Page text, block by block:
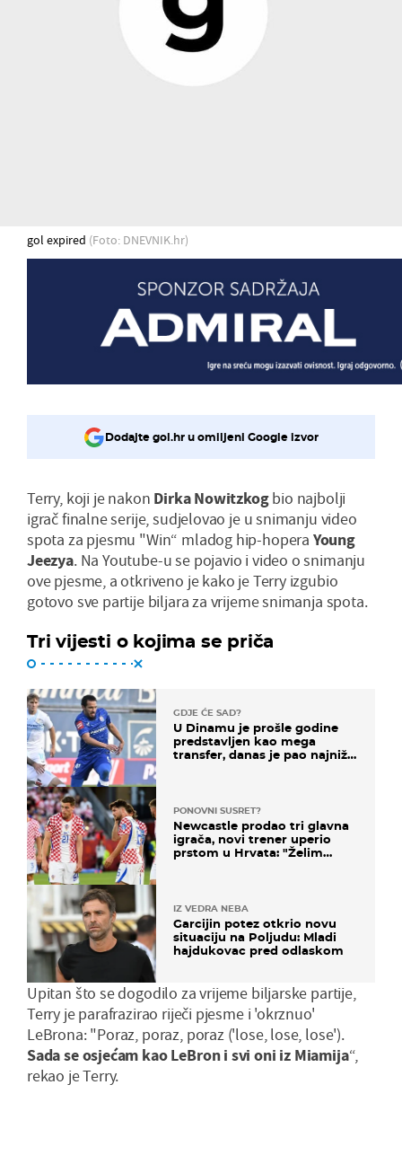
gol expired (Foto: DNEVNIK.hr)
Dodajte gol.hr u omiljeni Google izvor
Terry, koji je nakon Dirka Nowitzkogbio najbolji
igrač finalne serije, sudjelovao je u snimanju video
spota za pjesmu "Win“ mladog hip-hopera Young
Jeezya. Na Youtube-u se pojavio i video o snimanju
ove pjesme, a otkriveno je kako je Terry izgubio
gotovo sve partije biljara za vrijeme snimanja spota.
Tri vijesti o kojima se priča
GDJE ĆE SAD?
U Dinamu je prošle godine
predstavljen kao mega
transfer, danas je pao najniže
PONOVNI SUSRET?
Newcastle prodao tri glavna
igrača, novi trener uperio
prstom u Hrvata: "Želim
IZ VEDRA NEBA
Garcijin potez otkrio novu
situaciju na Poljudu: Mladi
hajdukovac pred odlaskom
Upitan što se dogodilo za vrijeme biljarske partije,
Terry je parafrazirao riječi pjesme i 'okrznuo'
LeBrona: "Poraz, poraz, poraz ('lose, lose, lose').
Sada se osjećam kao LeBron i svi oni iz Miamija“,
rekao je Terry.